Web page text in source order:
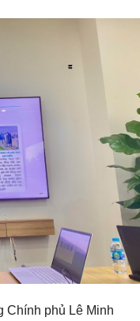
phủ Lê Minh